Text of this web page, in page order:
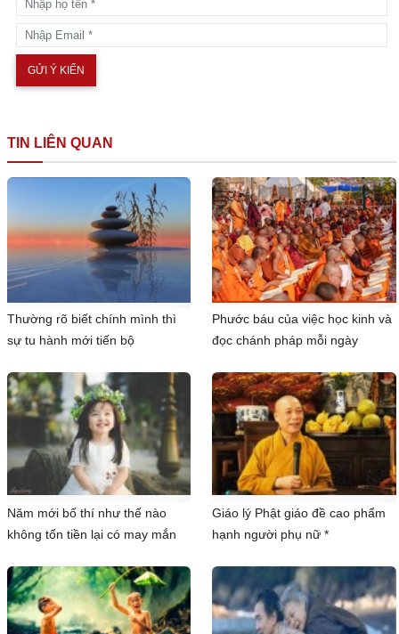
TIN LIÊN QUAN
Thường rõ biết chính mình thì
sự tu hành mới tiến bộ
Phước báu của việc học kinh và
đọc chánh pháp mỗi ngày
Năm mới bố thí như thế nào
không tốn tiền lại có may mắn
Giáo lý Phật giáo đề cao phẩm
hạnh người phụ nữ *